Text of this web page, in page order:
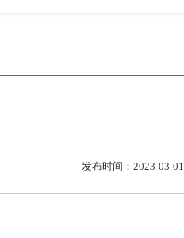
发布时间：2023-03-01